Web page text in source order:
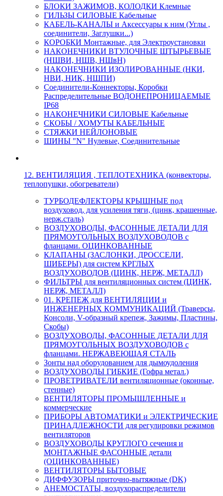
БЛОКИ ЗАЖИМОВ, КОЛОДКИ Клемные
ГИЛЬЗЫ СИЛОВЫЕ Кабельные
КАБЕЛЬ-КАНАЛЫ и Аксессуары к ним (Углы ,
соединители, Заглушки...)
КОРОБКИ Монтажные, для Электроустановки
НАКОНЕЧНИКИ ВТУЛОЧНЫЕ ШТЫРЬЕВЫЕ
(НШВИ, НШВ, НШвН)
НАКОНЕЧНИКИ ИЗОЛИРОВАННЫЕ (НКИ,
НВИ, НИК, НШПИ)
Соединители-Коннекторы, Коробки
Распределительные ВОДОНЕПРОНИЦАЕМЫЕ
IP68
НАКОНЕЧНИКИ СИЛОВЫЕ Кабельные
СКОБЫ / ХОМУТЫ КАБЕЛЬНЫЕ
СТЯЖКИ НЕЙЛОНОВЫЕ
ШИНЫ "N" Нулевые, Соединительные
12. ВЕНТИЛЯЦИЯ , ТЕПЛОТЕХНИКА (конвекторы,
теплопушки, обогреватели)
ТУРБОДЕФЛЕКТОРЫ КРЫШНЫЕ под
воздуховод, для усиления тяги, (цинк, крашенные,
нерж.сталь)
ВОЗДУХОВОДЫ, ФАСОННЫЕ ДЕТАЛИ ДЛЯ
ПРЯМОУГОЛЬНЫХ ВОЗДУХОВОДОВ с
фланцами. ОЦИНКОВАННЫЕ
КЛАПАНЫ (ЗАСЛОНКИ, ДРОССЕЛИ,
ШИБЕРЫ) для систем КРГЛЫХ
ВОЗДУХОВОДОВ (ЦИНК, НЕРЖ, МЕТАЛЛ)
ФИЛЬТРЫ для вентиляционных систем (ЦИНК,
НЕРЖ, МЕТАЛЛ)
01. КРЕПЕЖ для ВЕНТИЛЯЦИИ и
ИНЖЕНЕРНЫХ КОММУНИКАЦИЙ (Траверсы,
Консоли, V-образный крепеж, Зажимы, Пластины,
Скобы)
ВОЗДУХОВОДЫ, ФАСОННЫЕ ДЕТАЛИ ДЛЯ
ПРЯМОУГОЛЬНЫХ ВОЗДУХОВОДОВ с
фланцами. НЕРЖАВЕЮЩАЯ СТАЛЬ
Зонты над оборудованием для дымоудоления
ВОЗДУХОВОДЫ ГИБКИЕ (Гофра метал.)
ПРОВЕТРИВАТЕЛИ вентиляционные (оконные,
стенные)
ВЕНТИЛЯТОРЫ ПРОМЫШЛЕННЫЕ и
коммерческие
ПРИБОРЫ АВТОМАТИКИ и ЭЛЕКТРИЧЕСКИЕ
ПРИНАДЛЕЖНОСТИ для регулировки режимов
вентиляторов
ВОЗДУХОВОДЫ КРУГЛОГО сечения и
МОНТАЖНЫЕ ФАСОННЫЕ детали
(ОЦИНКОВАННЫЕ)
ВЕНТИЛЯТОРЫ БЫТОВЫЕ
ДИФФУЗОРЫ приточно-вытяжные (DK)
АНЕМОСТАТЫ, воздухораспределители